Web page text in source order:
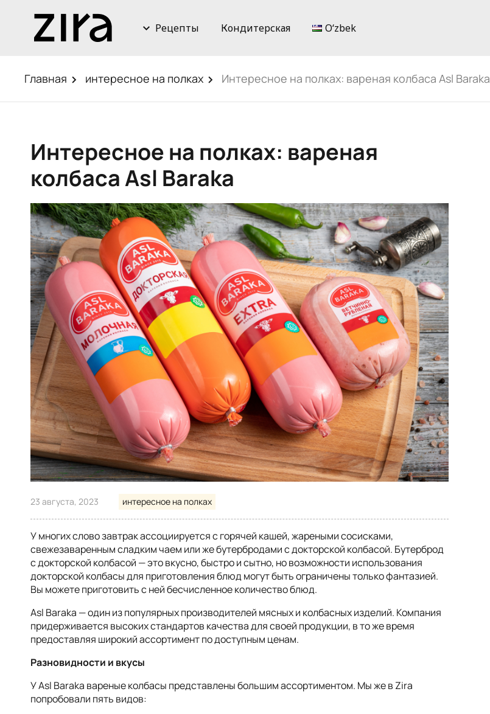
Рецепты Кондитерская Oʻzbek
Главная интересное на полках Интересное на полках: вареная колбаса Asl Baraka
Интересное на полках: вареная
колбаса Asl Baraka
23 августа, 2023 интересное на полках
У многих слово завтрак ассоциируется с горячей кашей, жареными сосисками,
свежезаваренным сладким чаем или же бутербродами с докторской колбасой. Бутерброд
с докторской колбасой — это вкусно, быстро и сытно, но возможности использования
докторской колбасы для приготовления блюд могут быть ограничены только фантазией.
Вы можете приготовить с ней бесчисленное количество блюд.
Asl Baraka — один из популярных производителей мясных и колбасных изделий. Компания
придерживается высоких стандартов качества для своей продукции, в то же время
предоставляя широкий ассортимент по доступным ценам.
Разновидности и вкусы
У Asl Baraka вареные колбасы представлены большим ассортиментом. Мы же в Zira
попробовали пять видов: